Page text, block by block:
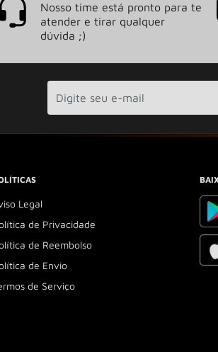
Nosso time está pronto para te
atender e tirar qualquer
dúvida ;)
Legal
de Privacidade
de Reembolso
de Envio
de Serviço